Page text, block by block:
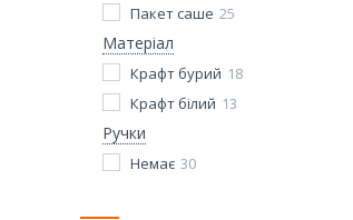
Пакет саше 25
Матеріал
Крафт бурий 18
Крафт білий 13
Ручки
Немає 30